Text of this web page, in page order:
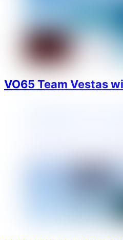
VO65 Team Vestas